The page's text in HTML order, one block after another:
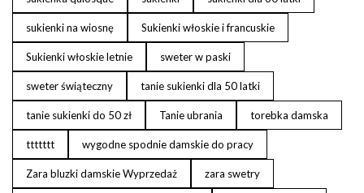
sukienki na wiosnę Sukienki włoskie i francuskie
Sukienki włoskie letnie sweter w paski
sweter świąteczny tanie sukienki dla 50 latki
tanie sukienki do 50 zł Tanie ubrania torebka damska
ttttttt wygodne spodnie damskie do pracy
Zara bluzki damskie Wyprzedaż zara swetry